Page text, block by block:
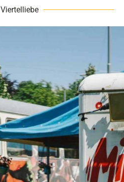
Viertelliebe